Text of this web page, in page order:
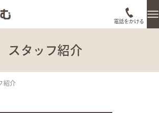
電話をかける
スタッフ紹介
紹介